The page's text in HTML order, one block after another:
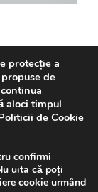
protecție a
de
aloci timpul
de Cookie
confirmi
uita că poți
cookie urmând